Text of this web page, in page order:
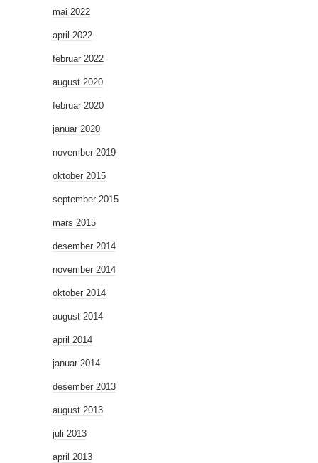
mai 2022
april 2022
februar 2022
august 2020
februar 2020
januar 2020
november 2019
oktober 2015
september 2015
mars 2015
desember 2014
november 2014
oktober 2014
august 2014
april 2014
januar 2014
desember 2013
august 2013
juli 2013
april 2013